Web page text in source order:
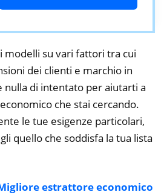
modelli su vari fattori tra cui
dei clienti e marchio in
nulla di intentato per aiutarti a
che stai cercando.
le tue esigenze particolari,
quello che soddisfa la tua lista
estrattore economico